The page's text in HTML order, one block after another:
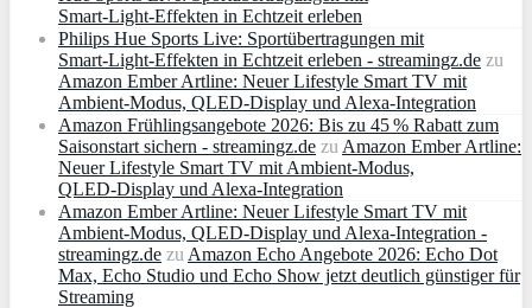
Smart‑Light‑Effekten in Echtzeit erleben
Philips Hue Sports Live: Sportübertragungen mit
Smart‑Light‑Effekten in Echtzeit erleben - streamingz.de zu
Amazon Ember Artline: Neuer Lifestyle Smart TV mit
Ambient‑Modus, QLED‑Display und Alexa‑Integration
Amazon Frühlingsangebote 2026: Bis zu 45 % Rabatt zum
Saisonstart sichern - streamingz.de zu Amazon Ember Artline:
Neuer Lifestyle Smart TV mit Ambient‑Modus,
QLED‑Display und Alexa‑Integration
Amazon Ember Artline: Neuer Lifestyle Smart TV mit
Ambient‑Modus, QLED‑Display und Alexa‑Integration -
streamingz.de zu Amazon Echo Angebote 2026: Echo Dot
Max, Echo Studio und Echo Show jetzt deutlich günstiger für
Streaming